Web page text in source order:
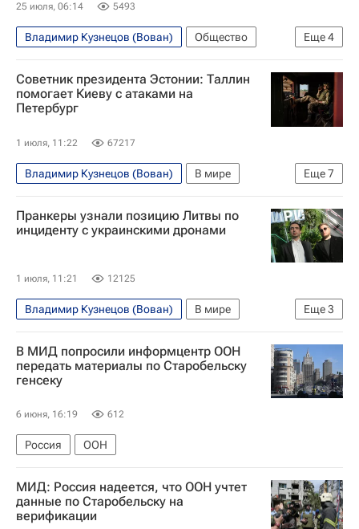
25 июля, 06:14 5493
Еще4
Владимир Кузнецов (Вован)
Общество
Алексей Столяров (Лексус)
мошенники
Мошенничество
Россия
Советник президента Эстонии: Таллин
помогает Киеву с атаками на
Петербург
1 июля, 11:22 67217
Еще7
Владимир Кузнецов (Вован)
В мире
Украина
Санкт-Петербург
Алексей Столяров (Лексус)
Рустем Умеров
Совет национальной безопасности и обороны Украины
НАТО
Эстония
Пранкеры узнали позицию Литвы по
инциденту с украинскими дронами
1 июля, 11:21 12125
Еще3
Владимир Кузнецов (Вован)
В мире
Литва
Алексей Столяров (Лексус)
Вильнюс
В МИД попросили информцентр ООН
передать материалы по Старобельску
генсеку
6 июня, 16:19 612
Россия ООН
МИД: Россия надеется, что ООН учтет
данные по Старобельску на
верификации